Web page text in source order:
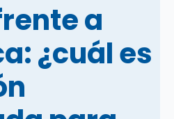
a
¿cuál es